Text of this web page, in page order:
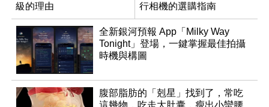
級的理由
行相機的選購指南
全新銀河預報 App「Milky Way
Tonight」登場，一鍵掌握最佳拍攝
時機與構圖
腹部脂肪的「剋星」找到了，常吃
這幾物，吃走大肚囊，瘦出小蠻腰